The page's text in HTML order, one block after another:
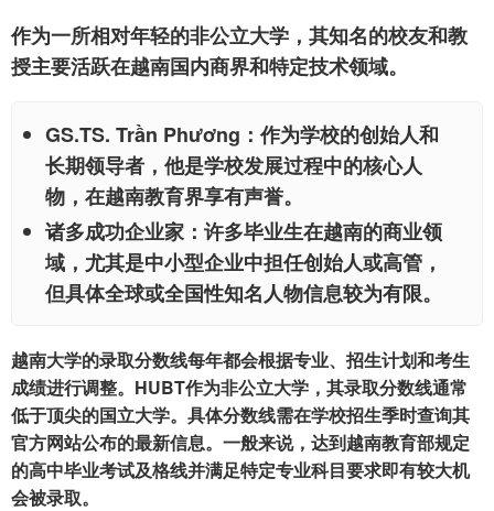
作为一所相对年轻的非公立大学，其知名的校友和教
授主要活跃在越南国内商界和特定技术领域。
GS.TS. Trần Phương ：作为学校的创始人和
长期领导者，他是学校发展过程中的核心人
物，在越南教育界享有声誉。
诸多成功企业家 ：许多毕业生在越南的商业领
域，尤其是中小型企业中担任创始人或高管，
但具体全球或全国性知名人物信息较为有限。
越南大学的录取分数线每年都会根据专业、招生计划和考生
成绩进行调整。HUBT作为非公立大学，其录取分数线通常
低于顶尖的国立大学。具体分数线需在学校招生季时查询其
官方网站公布的最新信息。一般来说，达到越南教育部规定
的高中毕业考试及格线并满足特定专业科目要求即有较大机
会被录取。